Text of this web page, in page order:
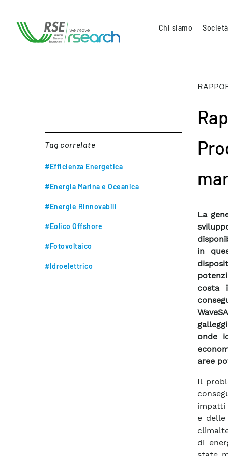
Chi siamo
Tag correlate
#Efficienza Energetica
#Energia Marina e Oceanica
#Energie Rinnovabili
#Eolico Offshore
#Fotovoltaico
#Idroelettrico
La
in
costa
onde
aree
Il
impatti
e
di